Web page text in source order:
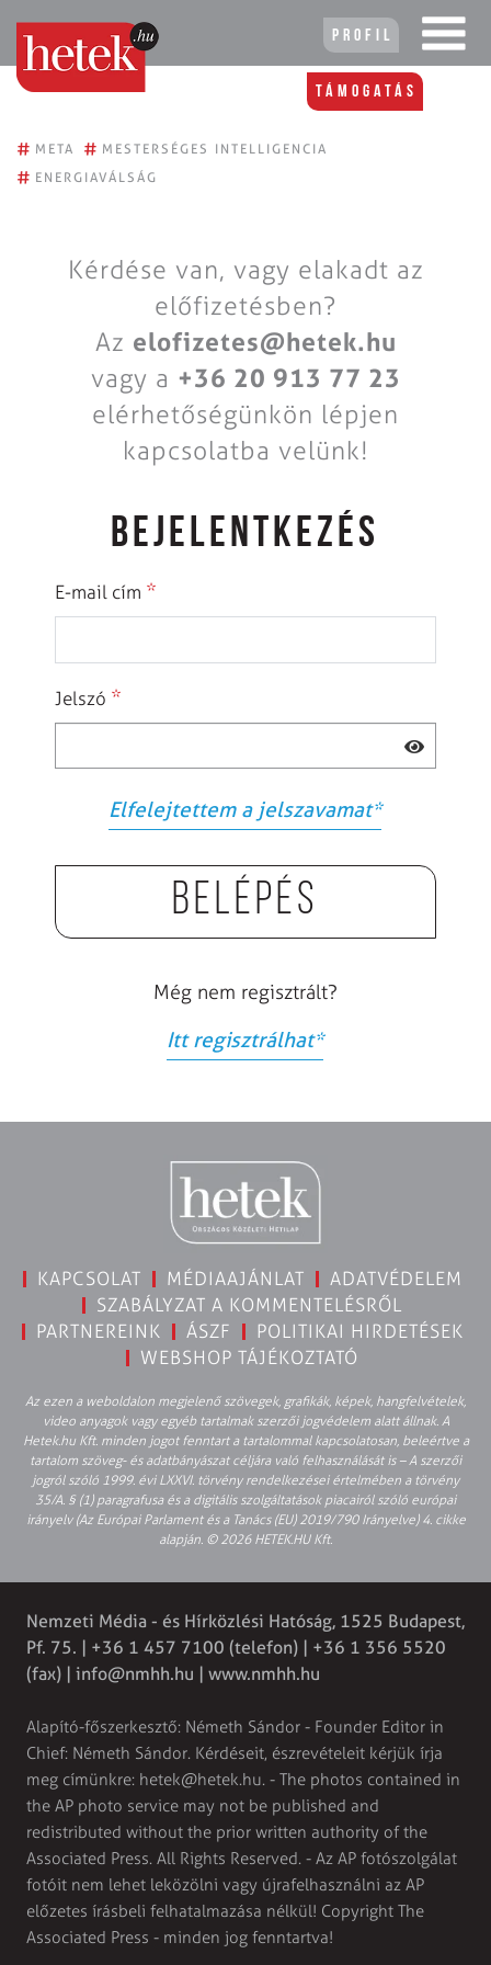
Profil
Támogatás
# META # MESTERSÉGES INTELLIGENCIA
# ENERGIAVÁLSÁG
Kérdése van, vagy elakadt az
előfizetésben?
Az elofizetes@hetek.hu
vagy a +36 20 913 77 23
elérhetőségünkön lépjen
kapcsolatba velünk!
BEJELENTKEZÉS
E-mail cím *
Jelszó *
Elfelejtettem a jelszavamat*
Belépés
Még nem regisztrált?
Itt regisztrálhat*
KAPCSOLAT MÉDIAAJÁNLAT
ADATVÉDELEM
SZABÁLYZAT A KOMMENTELÉSRŐL
PARTNEREINK
ÁSZF
POLITIKAI HIRDETÉSEK
WEBSHOP TÁJÉKOZTATÓ
Az ezen a weboldalon megjelenő szövegek, grafikák, képek, hangfelvételek,
video anyagok vagy egyéb tartalmak szerzői jogvédelem alatt állnak. A
Hetek.hu Kft. minden jogot fenntart a tartalommal kapcsolatosan, beleértve a
tartalom szöveg- és adatbányászat céljára való felhasználását is – A szerzői
jogról szóló 1999. évi LXXVI. törvény rendelkezései értelmében a törvény
35/A. § (1) paragrafusa és a digitális szolgáltatások piacairól szóló európai
irányelv (Az Európai Parlament és a Tanács (EU) 2019/790 Irányelve) 4. cikke
alapján. © 2026 HETEK.HU Kft.
Nemzeti Média - és Hírközlési Hatóság, 1525 Budapest,
Pf. 75. | +36 1 457 7100 (telefon) | +36 1 356 5520
(fax) | info@nmhh.hu | www.nmhh.hu
Alapító-főszerkesztő: Németh Sándor - Founder Editor in
Chief: Németh Sándor. Kérdéseit, észrevételeit kérjük írja
meg címünkre: hetek@hetek.hu. - The photos contained in
the AP photo service may not be published and
redistributed without the prior written authority of the
Associated Press. All Rights Reserved. - Az AP fotószolgálat
fotóit nem lehet leközölni vagy újrafelhasználni az AP
előzetes írásbeli felhatalmazása nélkül! Copyright The
Associated Press - minden jog fenntartva!